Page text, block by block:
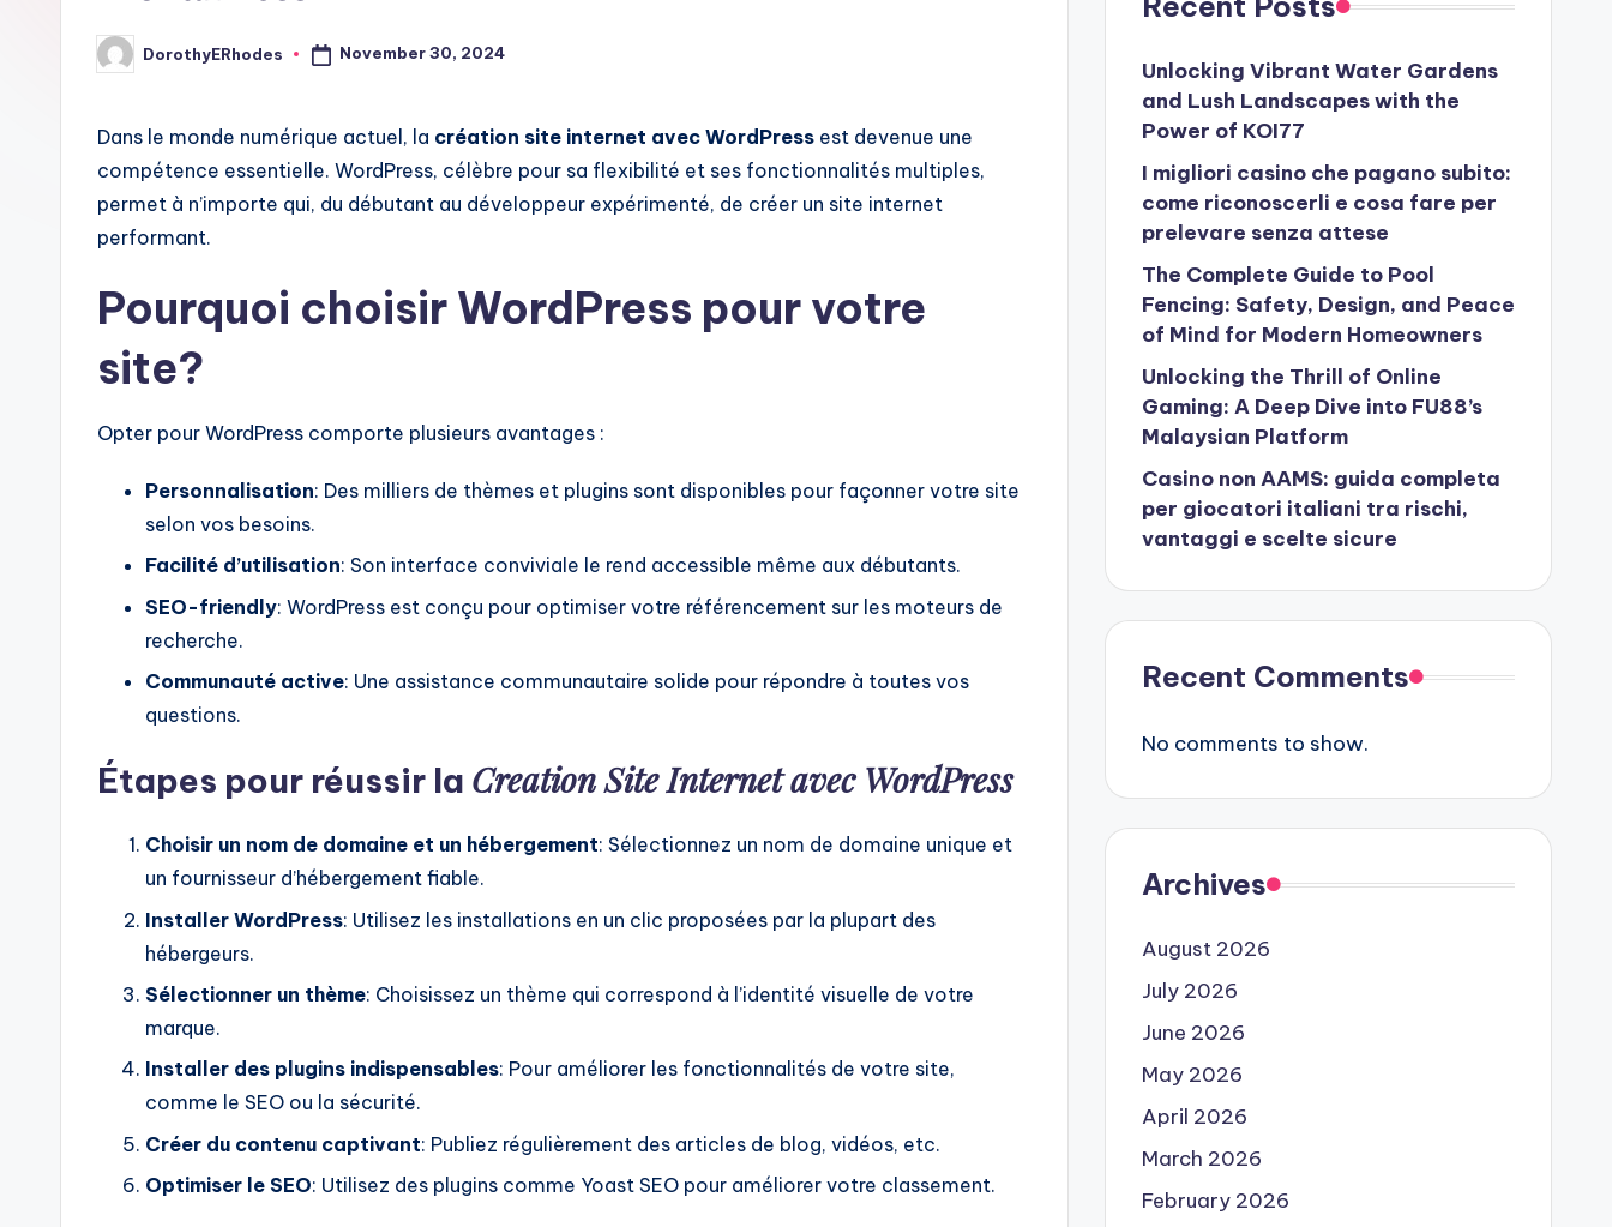
Posted
by
DorothyERhodes November 30, 2024
Dans le monde numérique actuel, la création site internet avec WordPress est devenue une
compétence essentielle. WordPress, célèbre pour sa flexibilité et ses fonctionnalités multiples,
permet à n’importe qui, du débutant au développeur expérimenté, de créer un site internet
performant.
Pourquoi choisir WordPress pour votre
site?
Opter pour WordPress comporte plusieurs avantages :
Personnalisation: Des milliers de thèmes et plugins sont disponibles pour façonner votre site
selon vos besoins.
Facilité d’utilisation: Son interface conviviale le rend accessible même aux débutants.
SEO-friendly: WordPress est conçu pour optimiser votre référencement sur les moteurs de
recherche.
Communauté active: Une assistance communautaire solide pour répondre à toutes vos
questions.
Étapes pour réussir la Creation Site Internet avec WordPress
Choisir un nom de domaine et un hébergement: Sélectionnez un nom de domaine unique et
un fournisseur d’hébergement fiable.
Installer WordPress: Utilisez les installations en un clic proposées par la plupart des
hébergeurs.
Sélectionner un thème: Choisissez un thème qui correspond à l’identité visuelle de votre
marque.
Installer des plugins indispensables: Pour améliorer les fonctionnalités de votre site,
comme le SEO ou la sécurité.
Créer du contenu captivant: Publiez régulièrement des articles de blog, vidéos, etc.
Optimiser le SEO: Utilisez des plugins comme Yoast SEO pour améliorer votre classement.
Unlocking Vibrant Water Gardens
and Lush Landscapes with the
Power of KOI77
I migliori casino che pagano subito:
come riconoscerli e cosa fare per
prelevare senza attese
The Complete Guide to Pool
Fencing: Safety, Design, and Peace
of Mind for Modern Homeowners
Unlocking the Thrill of Online
Gaming: A Deep Dive into FU88’s
Malaysian Platform
Casino non AAMS: guida completa
per giocatori italiani tra rischi,
vantaggi e scelte sicure
Recent Comments
No comments to show.
Archives
August 2026
July 2026
June 2026
May 2026
April 2026
March 2026
February 2026